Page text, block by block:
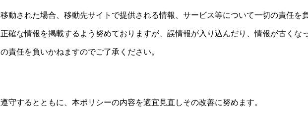
動された場合、移動先サイトで提供される情報、サービス等について一切の責任を
確な情報を掲載するよう努めておりますが、誤情報が入り込んだり、情報が古くな
責任を負いかねますのでご了承ください。
守するとともに、本ポリシーの内容を適宜見直しその改善に努めます。